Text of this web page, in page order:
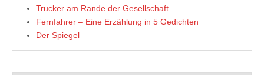
Trucker am Rande der Gesellschaft
Fernfahrer – Eine Erzählung in 5 Gedichten
Der Spiegel